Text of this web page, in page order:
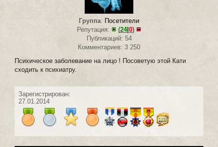
Группа: Посетители
Репутация:
(24| 0)
Публикаций: 54
Комментариев: 3 250
Психическое заболевание на лицо ! Посоветую этой Кати
сходить к психиатру.
Зарегистрирован:
27.01.2014